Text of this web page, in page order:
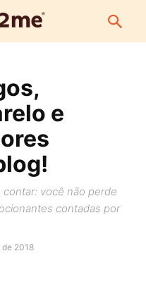
e
você não perde
contadas por
de 2018